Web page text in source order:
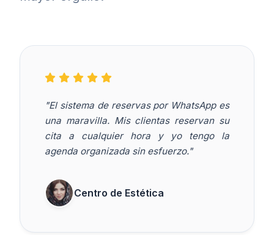
"El sistema de reservas por WhatsApp es
una maravilla. Mis clientas reservan su
cita a cualquier hora y yo tengo la
agenda organizada sin esfuerzo."
Centro de Estética